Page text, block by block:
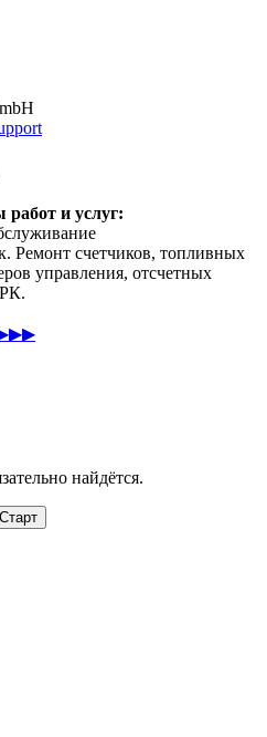
и услуг:
Ремонт счетчиков, топливных
управления, отсчетных
найдётся.